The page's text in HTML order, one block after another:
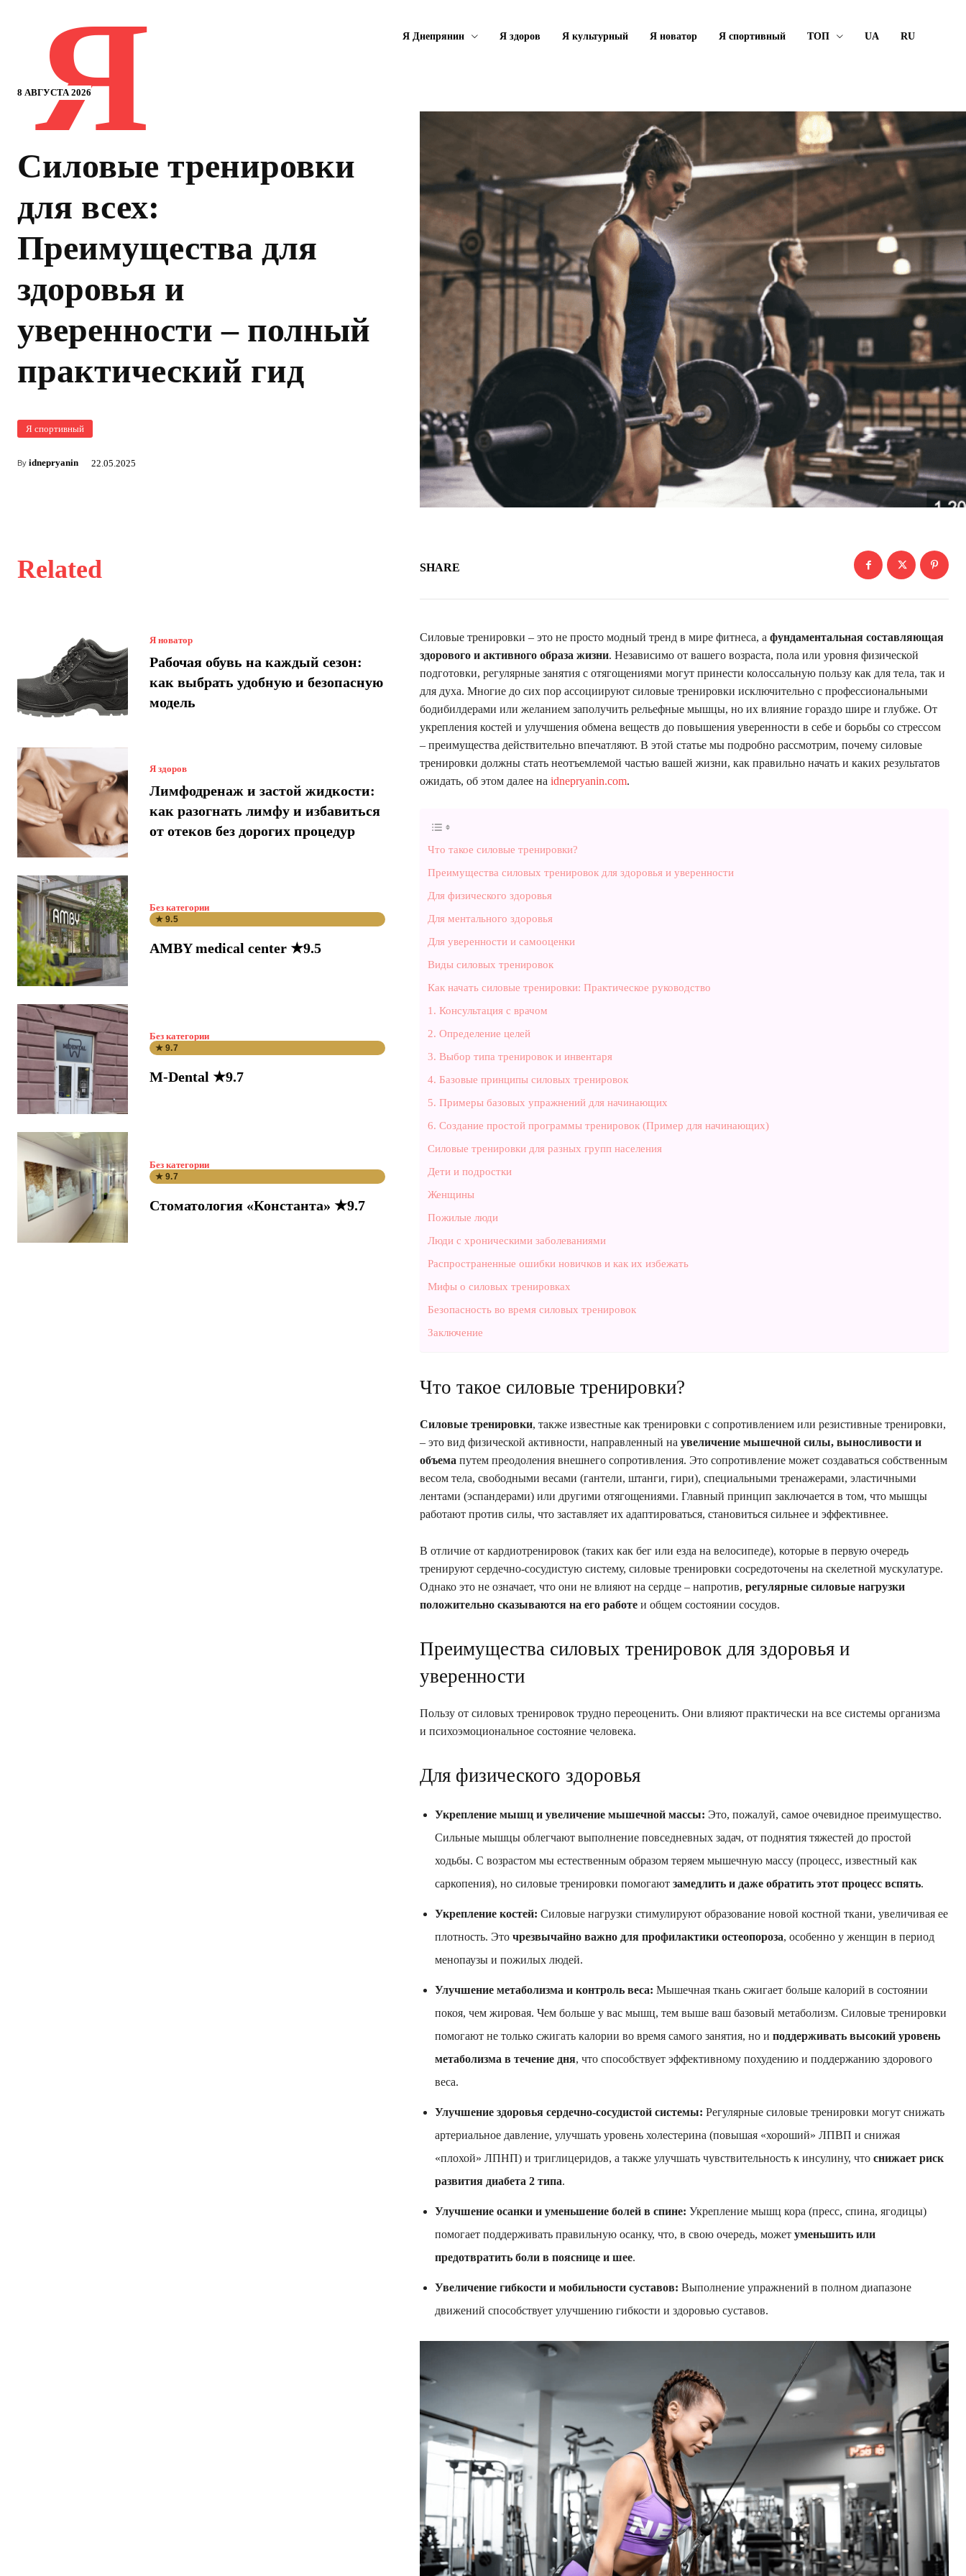
8 АВГУСТА 2026
Я Я Днепрянин Я здоров Я культурный Я новатор Я спортивный ТОП UA RU
Силовые тренировки
для всех:
Преимущества для
здоровья и
уверенности – полный
практический гид
Я спортивный
By idnepryanin 22.05.2025
Related
Я новатор
Рабочая обувь на каждый сезон:
как выбрать удобную и безопасную
модель
Я здоров
Лимфодренаж и застой жидкости:
как разогнать лимфу и избавиться
от отеков без дорогих процедур
Без категории
★ 9.5
AMBY medical center ★9.5
Без категории
★ 9.7
M-Dental ★9.7
Без категории
★ 9.7
Стоматология «Константа» ★9.7
SHARE
Силовые тренировки – это не просто модный тренд в мире фитнеса, а фундаментальная составляющая
здорового и активного образа жизни. Независимо от вашего возраста, пола или уровня физической
подготовки, регулярные занятия с отягощениями могут принести колоссальную пользу как для тела, так и
для духа. Многие до сих пор ассоциируют силовые тренировки исключительно с профессиональными
бодибилдерами или желанием заполучить рельефные мышцы, но их влияние гораздо шире и глубже. От
укрепления костей и улучшения обмена веществ до повышения уверенности в себе и борьбы со стрессом
– преимущества действительно впечатляют. В этой статье мы подробно рассмотрим, почему силовые
тренировки должны стать неотъемлемой частью вашей жизни, как правильно начать и каких результатов
ожидать, об этом далее на idnepryanin.com.
Что такое силовые тренировки?
Преимущества силовых тренировок для здоровья и уверенности
Для физического здоровья
Для ментального здоровья
Для уверенности и самооценки
Виды силовых тренировок
Как начать силовые тренировки: Практическое руководство
1. Консультация с врачом
2. Определение целей
3. Выбор типа тренировок и инвентаря
4. Базовые принципы силовых тренировок
5. Примеры базовых упражнений для начинающих
6. Создание простой программы тренировок (Пример для начинающих)
Силовые тренировки для разных групп населения
Дети и подростки
Женщины
Пожилые люди
Люди с хроническими заболеваниями
Распространенные ошибки новичков и как их избежать
Мифы о силовых тренировках
Безопасность во время силовых тренировок
Заключение
Что такое силовые тренировки?
Силовые тренировки, также известные как тренировки с сопротивлением или резистивные тренировки,
– это вид физической активности, направленный на увеличение мышечной силы, выносливости и
объема путем преодоления внешнего сопротивления. Это сопротивление может создаваться собственным
весом тела, свободными весами (гантели, штанги, гири), специальными тренажерами, эластичными
лентами (эспандерами) или другими отягощениями. Главный принцип заключается в том, что мышцы
работают против силы, что заставляет их адаптироваться, становиться сильнее и эффективнее.
В отличие от кардиотренировок (таких как бег или езда на велосипеде), которые в первую очередь
тренируют сердечно-сосудистую систему, силовые тренировки сосредоточены на скелетной мускулатуре.
Однако это не означает, что они не влияют на сердце – напротив, регулярные силовые нагрузки
положительно сказываются на его работе и общем состоянии сосудов.
Преимущества силовых тренировок для здоровья и
уверенности
Пользу от силовых тренировок трудно переоценить. Они влияют практически на все системы организма
и психоэмоциональное состояние человека.
Для физического здоровья
Укрепление мышц и увеличение мышечной массы: Это, пожалуй, самое очевидное преимущество.
Сильные мышцы облегчают выполнение повседневных задач, от поднятия тяжестей до простой
ходьбы. С возрастом мы естественным образом теряем мышечную массу (процесс, известный как
саркопения), но силовые тренировки помогают замедлить и даже обратить этот процесс вспять.
Укрепление костей: Силовые нагрузки стимулируют образование новой костной ткани, увеличивая ее
плотность. Это чрезвычайно важно для профилактики остеопороза, особенно у женщин в период
менопаузы и пожилых людей.
Улучшение метаболизма и контроль веса: Мышечная ткань сжигает больше калорий в состоянии
покоя, чем жировая. Чем больше у вас мышц, тем выше ваш базовый метаболизм. Силовые тренировки
помогают не только сжигать калории во время самого занятия, но и поддерживать высокий уровень
метаболизма в течение дня, что способствует эффективному похудению и поддержанию здорового
веса.
Улучшение здоровья сердечно-сосудистой системы: Регулярные силовые тренировки могут снижать
артериальное давление, улучшать уровень холестерина (повышая «хороший» ЛПВП и снижая
«плохой» ЛПНП) и триглицеридов, а также улучшать чувствительность к инсулину, что снижает риск
развития диабета 2 типа.
Улучшение осанки и уменьшение болей в спине: Укрепление мышц кора (пресс, спина, ягодицы)
помогает поддерживать правильную осанку, что, в свою очередь, может уменьшить или
предотвратить боли в пояснице и шее.
Увеличение гибкости и мобильности суставов: Выполнение упражнений в полном диапазоне
движений способствует улучшению гибкости и здоровью суставов.